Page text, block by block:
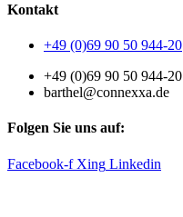
Kontakt
+49 (0)69 90 50 944-20
+49 (0)69 90 50 944-20
barthel@connexxa.de
Folgen Sie uns auf:
Facebook-f Xing Linkedin